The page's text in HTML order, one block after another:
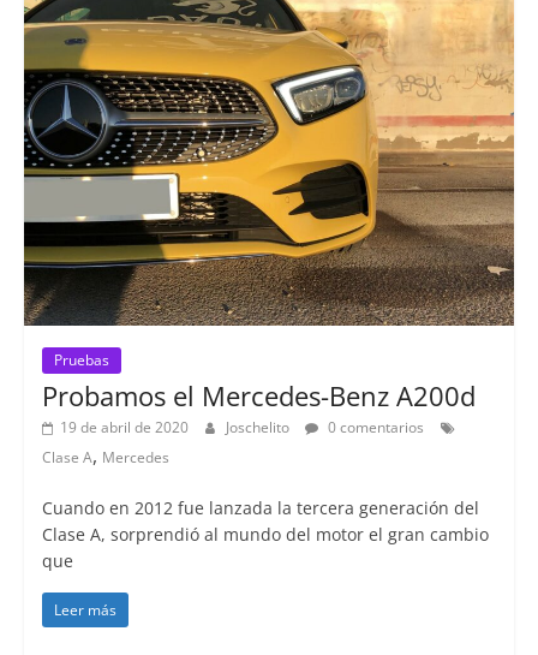
Pruebas
Probamos el Mercedes-Benz A200d
19 de abril de 2020 Joschelito
0 comentarios
Clase A, Mercedes
Cuando en 2012 fue lanzada la tercera generación del
Clase A, sorprendió al mundo del motor el gran cambio
que
Leer más